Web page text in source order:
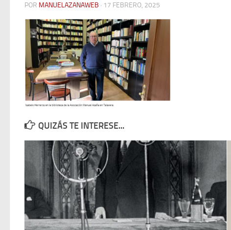
POR MANUELAZANAWEB · 17 FEBRERO, 2025
QUIZÁS TE INTERESE...